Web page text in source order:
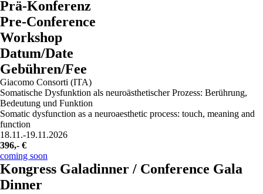
Prä-Konferenz
Pre-Conference
Workshop
Datum/Date
Gebühren/Fee
Giacomo Consorti (ITA)
Somatische Dysfunktion als neuroästhetischer Prozess: Berührung,
Bedeutung und Funktion
Somatic dysfunction as a neuroaesthetic process: touch, meaning and
function
18.11.-19.11.2026
396,- €
coming soon
Kongress Galadinner / Conference Gala
Dinner